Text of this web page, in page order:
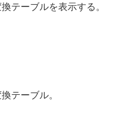
テーブルを表示する。
テーブル。